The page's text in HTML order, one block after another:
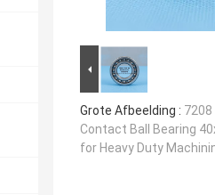
Grote Afbeelding : 7208
Contact Ball Bearing
for Heavy Duty